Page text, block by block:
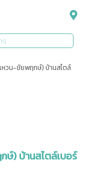
หวน-ชัยพฤกษ์) บ้านสไตล์
ษ์) บ้านสไตล์เบอร์